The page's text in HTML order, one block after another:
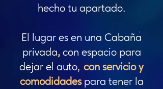
hecho tu apartado.
El lugar es en una Cabaña
privada,con espacio para
dejar el auto, con servicio y
comodidadespara tener la